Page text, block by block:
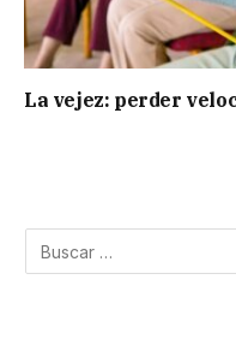
La vejez: perder